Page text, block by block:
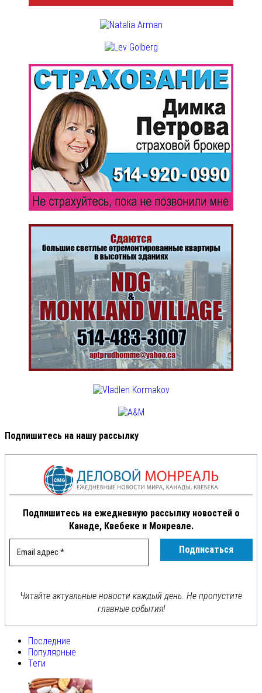
Подпишитесь на нашу рассылку
Подпишитесь на ежедневную рассылку новостей о
Канаде, Квебеке и Монреале.
Читайте актуальные новости каждый день. Не пропустите
главные события!
Последние
Популярные
Теги